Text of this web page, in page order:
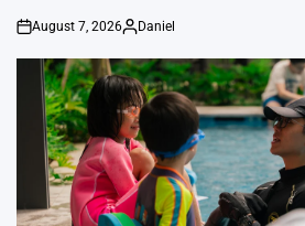
on
August 7, 2026
Posted
Daniel